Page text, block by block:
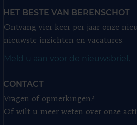
HET BESTE VAN BERENSCHOT
Ontvang vier keer per jaar onze
nieuwste inzichten en vacatures.
Meld u aan voor de nieuwsbrief.
CONTACT
Vragen of opmerkingen?
Of wilt u meer weten over onze